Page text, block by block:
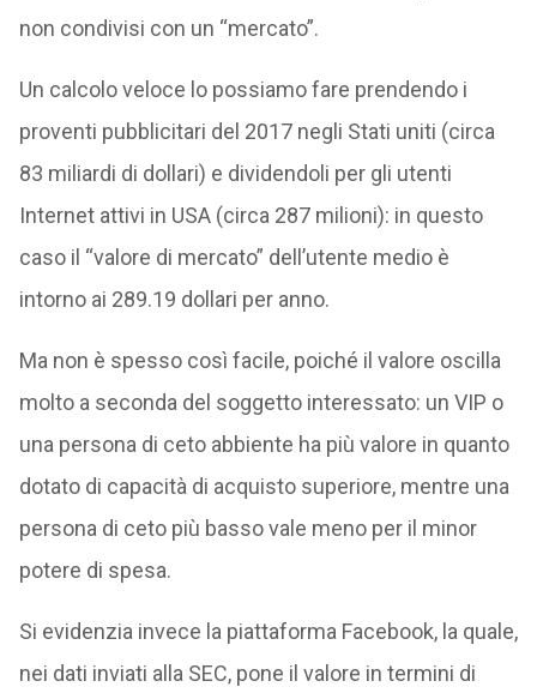
non condivisi con un “mercato”.
Un calcolo veloce lo possiamo fare prendendo i
proventi pubblicitari del 2017 negli Stati uniti (circa
83 miliardi di dollari) e dividendoli per gli utenti
Internet attivi in USA (circa 287 milioni): in questo
caso il “valore di mercato” dell’utente medio è
intorno ai 289.19 dollari per anno.
Ma non è spesso così facile, poiché il valore oscilla
molto a seconda del soggetto interessato: un VIP o
una persona di ceto abbiente ha più valore in quanto
dotato di capacità di acquisto superiore, mentre una
persona di ceto più basso vale meno per il minor
potere di spesa.
Si evidenzia invece la piattaforma Facebook, la quale,
nei dati inviati alla SEC, pone il valore in termini di